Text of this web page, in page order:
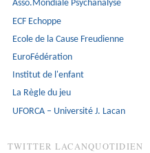
Asso.Mondiale Psychanalyse
ECF Echoppe
Ecole de la Cause Freudienne
EuroFédération
Institut de l'enfant
La Règle du jeu
UFORCA – Université J. Lacan
TWITTER LACANQUOTIDIEN